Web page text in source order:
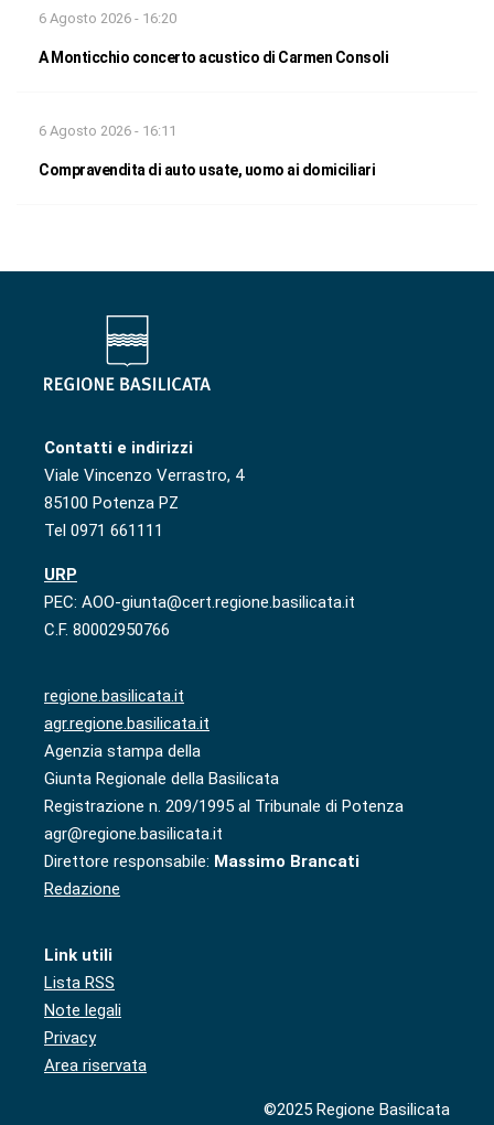
6 Agosto 2026 - 16:20
A Monticchio concerto acustico di Carmen Consoli
6 Agosto 2026 - 16:11
Compravendita di auto usate, uomo ai domiciliari
Contatti e indirizzi
Viale Vincenzo Verrastro, 4
85100 Potenza PZ
Tel 0971 661111
URP
PEC: AOO-giunta@cert.regione.basilicata.it
C.F. 80002950766
regione.basilicata.it
agr.regione.basilicata.it
Agenzia stampa della
Giunta Regionale della Basilicata
Registrazione n. 209/1995 al Tribunale di Potenza
agr@regione.basilicata.it
Direttore responsabile: Massimo Brancati
Redazione
Link utili
Lista RSS
Note legali
Privacy
Area riservata
©2025 Regione Basilicata